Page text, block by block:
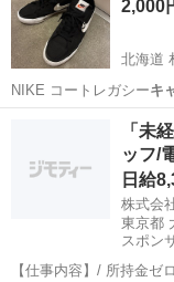
2,000
北海道
NIKE コートレガシーキ
「未
ッフ/
日給
株式会
東京都
スポン
【仕事内容】/ 所持金ゼ